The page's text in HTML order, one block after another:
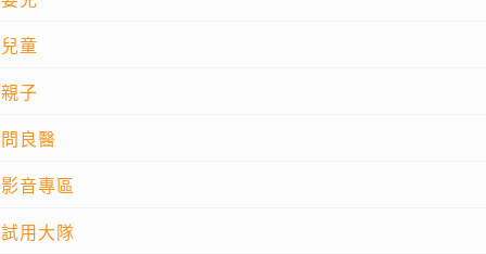
兒童
親子
問良醫
影音專區
試用大隊